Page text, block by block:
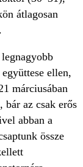
átlagosan
ellen,
márciusában
bár az csak erős
abban a
össze